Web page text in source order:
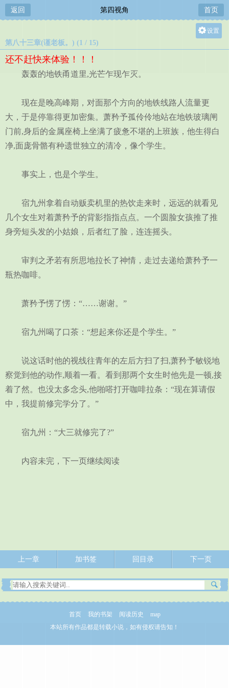
返回 第四视角 首页
设置
第八十三章(谨老板。) (1 / 15)
还不赶快来体验！！！
轰轰的地铁甬道里,光芒乍现乍灭。
现在是晚高峰期，对面那个方向的地铁线路人流量更
大，于是停靠得更加密集。萧矜予孤伶伶地站在地铁玻璃闸
门前,身后的金属座椅上坐满了疲惫不堪的上班族，他生得白
净,面庞骨骼有种遗世独立的清冷，像个学生。
事实上，也是个学生。
宿九州拿着自动贩卖机里的热饮走来时，远远的就看见
几个女生对着萧矜予的背影指指点点。一个圆脸女孩推了推
身旁短头发的小姑娘，后者红了脸，连连摇头。
审判之矛若有所思地拉长了神情，走过去递给萧矜予一
瓶热咖啡。
萧矜予愣了愣：“……谢谢。”
宿九州喝了口茶：“想起来你还是个学生。”
说这话时他的视线往青年的左后方扫了扫,萧矜予敏锐地
察觉到他的动作,顺着一看。看到那两个女生时他先是一顿,接
着了然。也没太多念头,他啪嗒打开咖啡拉条：“现在算请假
中，我提前修完学分了。”
宿九州：“大三就修完了?”
内容未完，下一页继续阅读
上一章 加书签 回目录 下一页
首页 我的书架 阅读历史
map
本站所有作品都是转载小说，如有侵权请告知！